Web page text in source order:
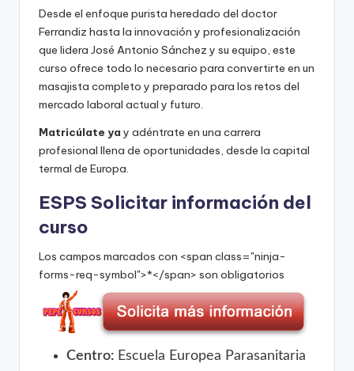
Desde el enfoque purista heredado del doctor
Ferrandiz hasta la innovación y profesionalización
que lidera José Antonio Sánchez y su equipo, este
curso ofrece todo lo necesario para convertirte en un
masajista completo y preparado para los retos del
mercado laboral actual y futuro.
Matricúlate ya y adéntrate en una carrera
profesional llena de oportunidades, desde la capital
termal de Europa.
ESPS Solicitar información del
curso
Los campos marcados con <span class="ninja-
forms-req-symbol">*</span> son obligatorios
Centro: Escuela Europea Parasanitaria